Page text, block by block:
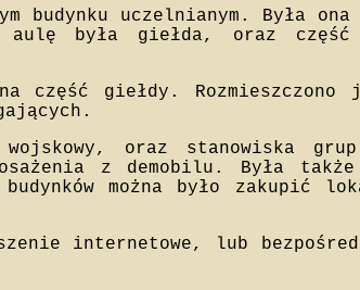
budynku uczelnianym. Była
była giełda, oraz część
część giełdy.
oraz stanowiska
z demobilu. Była także
można było zakupić
internetowe, lub